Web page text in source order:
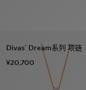
Divas’ Dream系列 项链
¥20,700